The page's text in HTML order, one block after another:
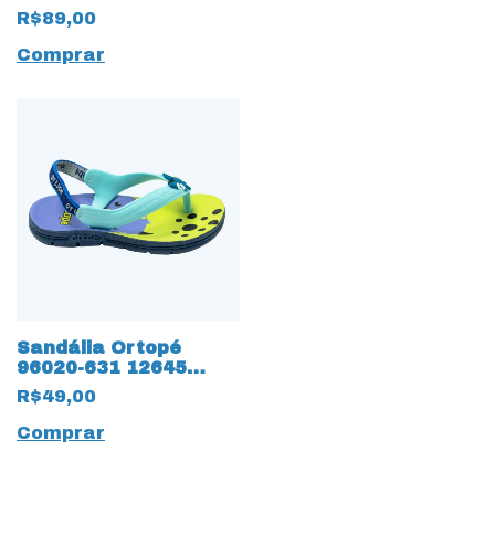
R$89,00
Comprar
Sandália Ortopé
96020-631 12645
Anatômica com
elásticos
R$49,00
Comprar